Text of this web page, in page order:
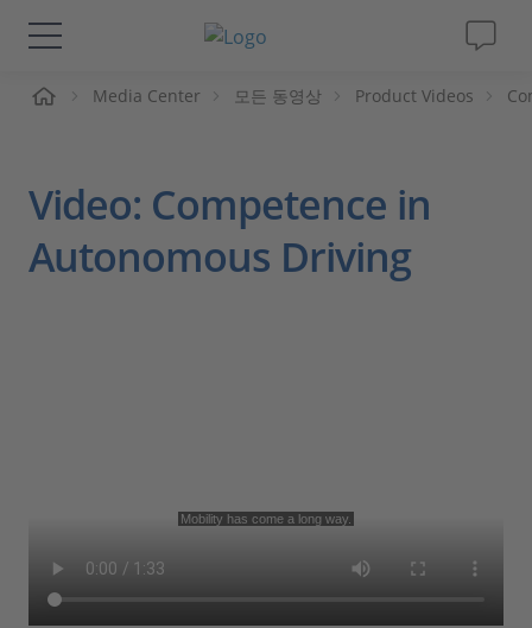
솔루션 및 제품
동영상
Media Center 모든 동영상 Product Videos
Video: Competence in
Autonomous Driving